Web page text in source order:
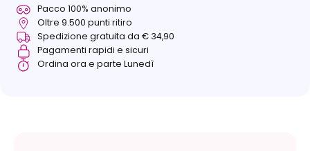
Pacco 100% anonimo
Oltre 9.500 punti ritiro
Spedizione gratuita da € 34,90
Pagamenti rapidi e sicuri
Ordina ora e parte Lunedì